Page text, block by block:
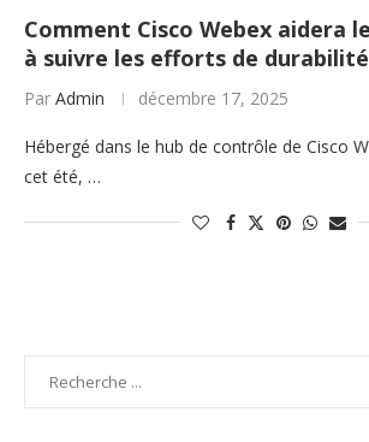
Comment Cisco Webex aidera
à suivre les efforts de durabilité
Par Admin décembre 17, 2025
Hébergé dans le hub de contrôle de Cisco
cet été, …